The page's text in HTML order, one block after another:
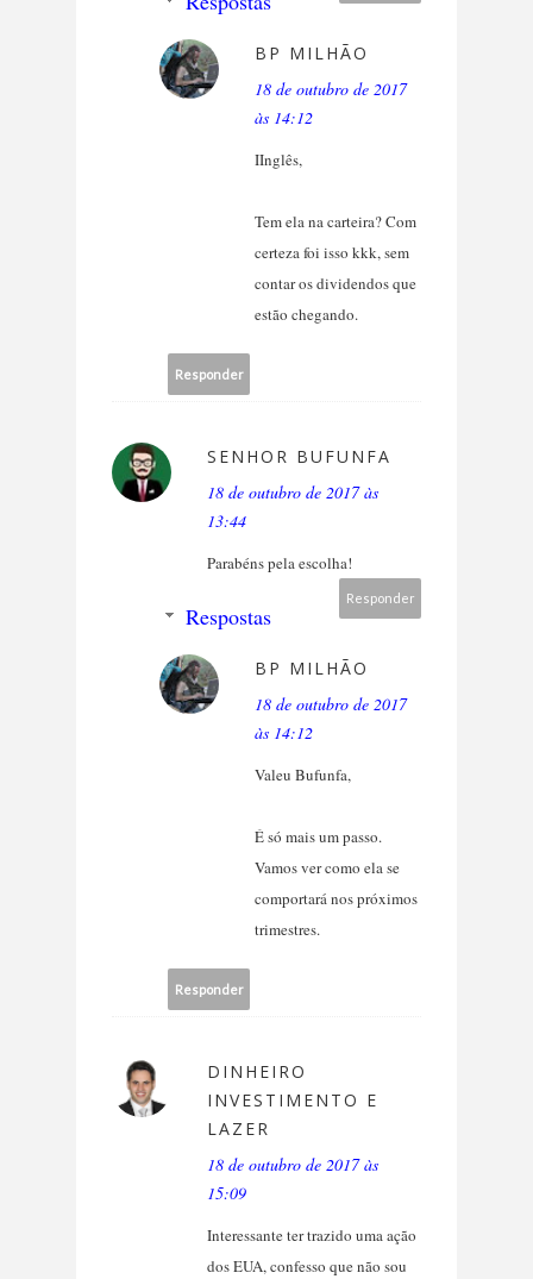
BP MILHÃO
18 de outubro de 2017
às 14:12
IInglês,
Tem ela na carteira? Com
certeza foi isso kkk, sem
contar os dividendos que
estão chegando.
Responder
SENHOR BUFUNFA
18 de outubro de 2017 às
13:44
Parabéns pela escolha!
Responder
Respostas
BP MILHÃO
18 de outubro de 2017
às 14:12
Valeu Bufunfa,
É só mais um passo.
Vamos ver como ela se
comportará nos próximos
trimestres.
Responder
DINHEIRO
INVESTIMENTO E
LAZER
18 de outubro de 2017 às
15:09
Interessante ter trazido uma ação
dos EUA, confesso que não sou